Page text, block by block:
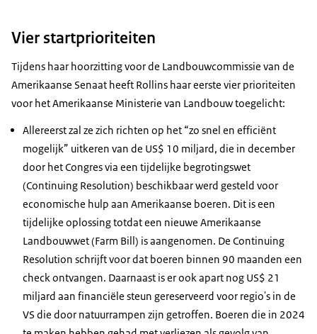
Vier startprioriteiten
Tijdens haar hoorzitting voor de Landbouwcommissie van de
Amerikaanse Senaat heeft Rollins haar eerste vier prioriteiten
voor het Amerikaanse Ministerie van Landbouw toegelicht:
Allereerst zal ze zich richten op het “zo snel en efficiënt
mogelijk” uitkeren van de US$ 10 miljard, die in december
door het Congres via een tijdelijke begrotingswet
(Continuing Resolution) beschikbaar werd gesteld voor
economische hulp aan Amerikaanse boeren. Dit is een
tijdelijke oplossing totdat een nieuwe Amerikaanse
Landbouwwet (Farm Bill) is aangenomen. De Continuing
Resolution schrijft voor dat boeren binnen 90 maanden een
check ontvangen. Daarnaast is er ook apart nog US$ 21
miljard aan financiële steun gereserveerd voor regio's in de
VS die door natuurrampen zijn getroffen. Boeren die in 2024